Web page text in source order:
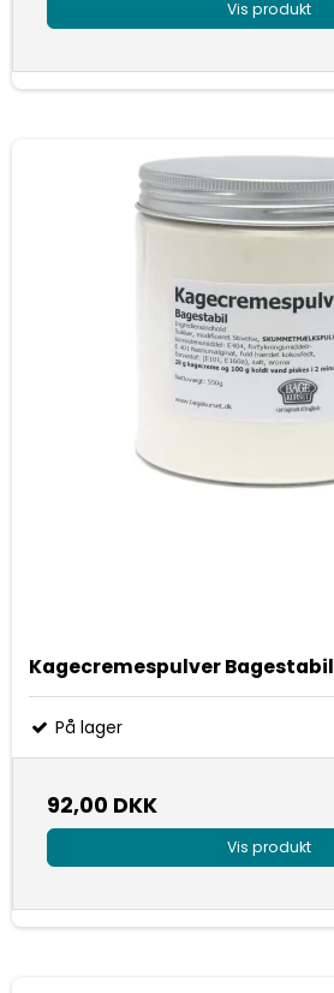
Vis produkt
Kagecremespulver Bagestabil
På lager
92,00 DKK
Vis produkt